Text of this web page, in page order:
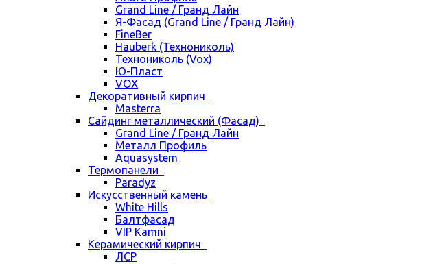
Grand Line / Гранд Лайн
Я-Фасад (Grand Line / Гранд Лайн)
FineBer
Hauberk (Технониколь)
Технониколь (Vox)
Ю-Пласт
VOX
Декоративный кирпич
Masterra
Сайдинг металлический (Фасад)
Grand Line / Гранд Лайн
Металл Профиль
Aquasystem
Термопанели
Paradyz
Искусственный камень
White Hills
Балтфасад
VIP Kamni
Керамический кирпич
ЛСР